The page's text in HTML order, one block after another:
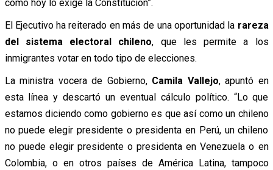
como hoy lo exige la Constitución”.
El Ejecutivo ha reiterado en más de una oportunidad la rareza
del sistema electoral chileno, que les permite a los
inmigrantes votar en todo tipo de elecciones.
La ministra vocera de Gobierno, Camila Vallejo, apuntó en
esta línea y descartó un eventual cálculo político. “Lo que
estamos diciendo como gobierno es que así como un chileno
no puede elegir presidente o presidenta en Perú, un chileno
no puede elegir presidente o presidenta en Venezuela o en
Colombia, o en otros países de América Latina, tampoco